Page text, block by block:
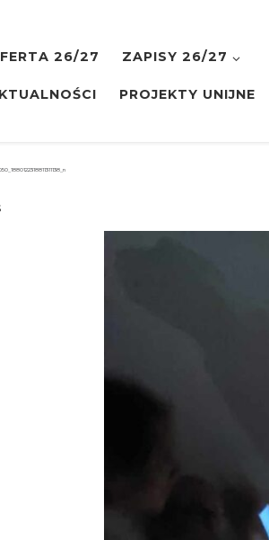
26/27 ZAPISY 26/27
PROJEKTY UNIJNE
navigation